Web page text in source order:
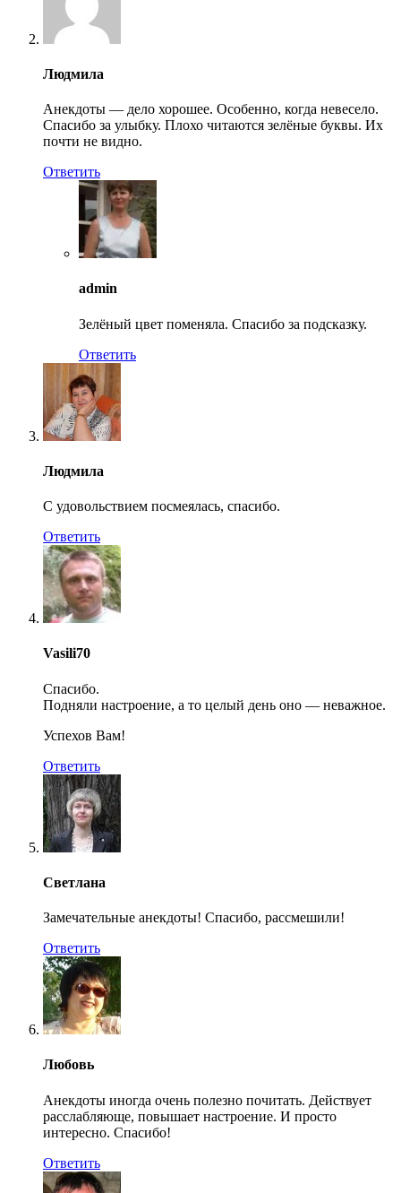
Людмила
Анекдоты — дело хорошее. Особенно, когда невесело.
Спасибо за улыбку. Плохо читаются зелёные буквы. Их
почти не видно.
Ответить
admin
Зелёный цвет поменяла. Спасибо за подсказку.
Ответить
Людмила
С удовольствием посмеялась, спасибо.
Ответить
Vasili70
Спасибо.
Подняли настроение, а то целый день оно — неважное.
Успехов Вам!
Ответить
Светлана
Замечательные анекдоты! Спасибо, рассмешили!
Ответить
Любовь
Анекдоты иногда очень полезно почитать. Действует
расслабляюще, повышает настроение. И просто
интересно. Спасибо!
Ответить